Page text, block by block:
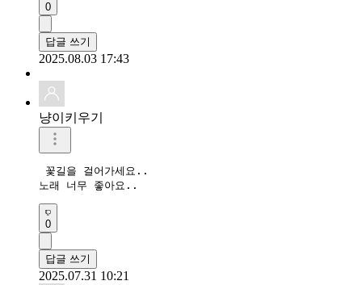
0
답글 쓰기
2025.08.03 17:43
냥이키우기
꽃길을 걸어가세요..
노래 너무 좋아요..
0
답글 쓰기
2025.07.31 10:21